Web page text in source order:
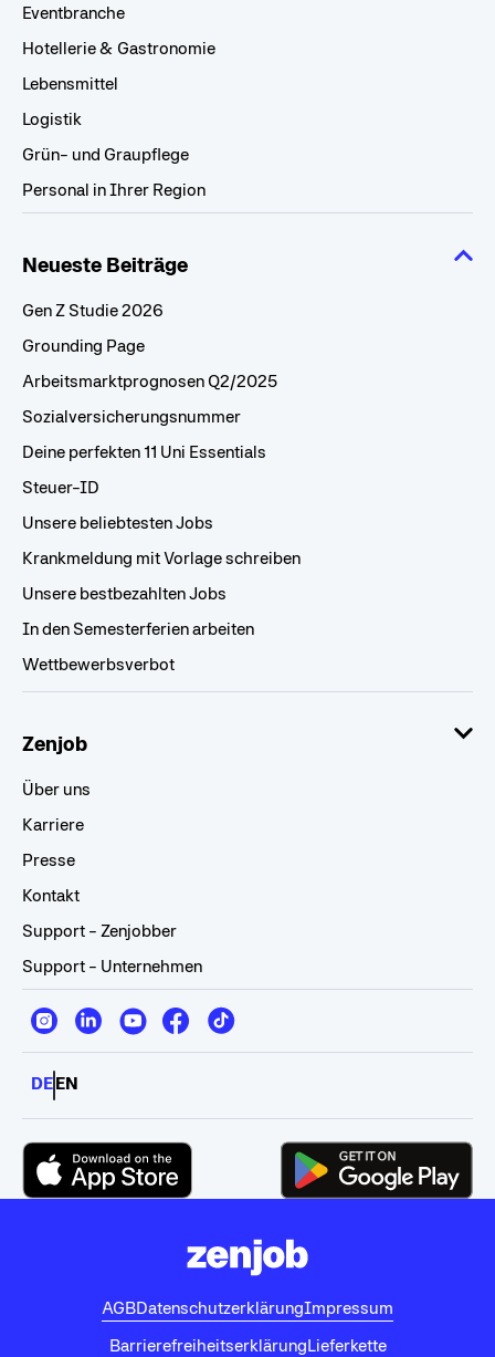
Eventbranche
Hotellerie & Gastronomie
Lebensmittel
Logistik
Grün- und Graupflege
Personal in Ihrer Region
Neueste Beiträge
Gen Z Studie 2026
Grounding Page
Arbeitsmarktprognosen Q2/2025
Sozialversicherungsnummer
Deine perfekten 11 Uni Essentials
Steuer-ID
Unsere beliebtesten Jobs
Krankmeldung mit Vorlage schreiben
Unsere bestbezahlten Jobs
In den Semesterferien arbeiten
Wettbewerbsverbot
Zenjob
Über uns
Karriere
Presse
Kontakt
Support - Zenjobber
Support - Unternehmen
DEEN
AGBDatenschutzerklärungImpressum
BarrierefreiheitserklärungLieferkette